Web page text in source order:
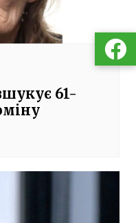
61-